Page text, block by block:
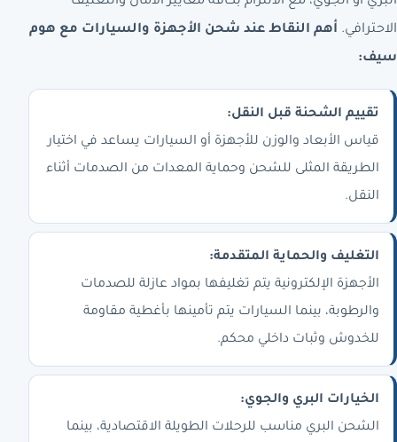
الاحترافي. أهم النقاط عند شحن الأجهزة والسيارات مع هوم
سيف:
تقييم الشحنة قبل النقل:
قياس الأبعاد والوزن للأجهزة أو السيارات يساعد في اختيار
الطريقة المثلى للشحن وحماية المعدات من الصدمات أثناء
النقل.
التغليف والحماية المتقدمة:
الأجهزة الإلكترونية يتم تغليفها بمواد عازلة للصدمات
والرطوبة، بينما السيارات يتم تأمينها بأغطية مقاومة
للخدوش وثبات داخلي محكم.
الخيارات البري والجوي:
الشحن البري مناسب للرحلات الطويلة الاقتصادية، بينما